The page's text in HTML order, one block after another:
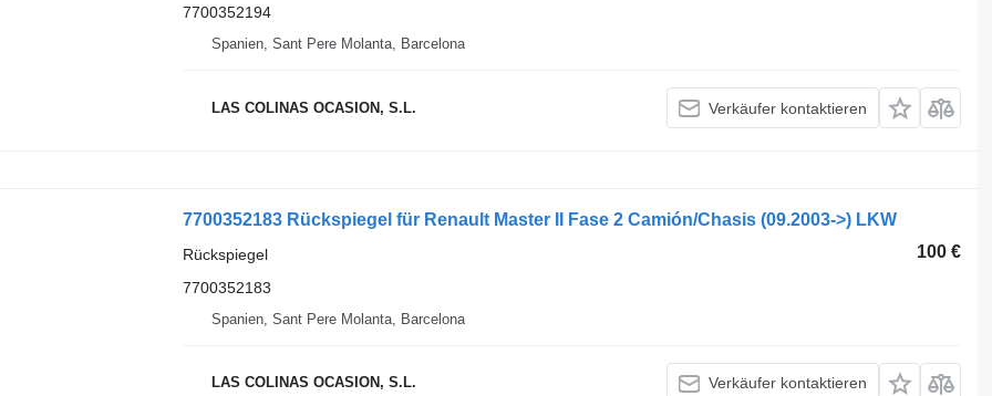
7700352194
Spanien, Sant Pere Molanta, Barcelona
LAS COLINAS OCASION, S.L. Verkäufer kontaktieren
7700352183 Rückspiegel für Renault Master II Fase 2 Camión/Chasis (09.2003->) LKW
100 €
Rückspiegel
7700352183
Spanien, Sant Pere Molanta, Barcelona
LAS COLINAS OCASION, S.L. Verkäufer kontaktieren